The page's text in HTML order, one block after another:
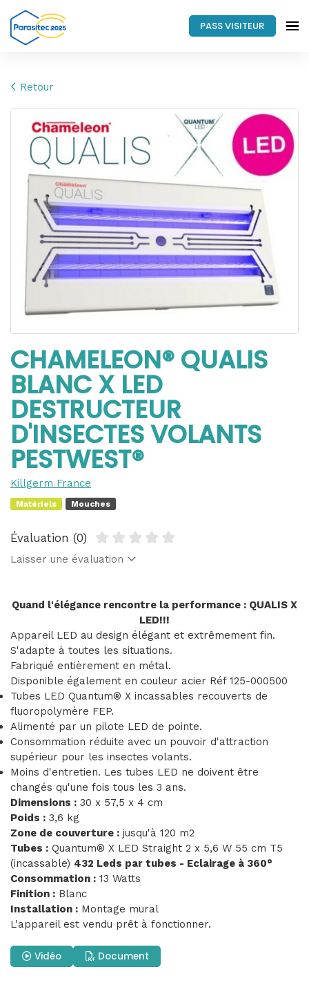
PASS VISITEUR
Retour
CHAMELEON® QUALIS
BLANC X LED
DESTRUCTEUR
D'INSECTES VOLANTS
PESTWEST®
Killgerm France
Matériels Mouches
Évaluation (0)
Laisser une évaluation
Quand l'élégance rencontre la performance : QUALIS X
LED!!!
Appareil LED au design élégant et extrêmement fin.
S'adapte à toutes les situations.
Fabriqué entièrement en métal.
Disponible également en couleur acier Réf 125-000500
Tubes LED Quantum® X incassables recouverts de
fluoropolymère FEP.
Alimenté par un pilote LED de pointe.
Consommation réduite avec un pouvoir d'attraction
supérieur pour les insectes volants.
Moins d'entretien. Les tubes LED ne doivent être
changés qu'une fois tous les 3 ans.
Dimensions : 30 x 57,5 ​​x 4 cm
Poids : 3,6 kg
Zone de couverture : jusqu'à 120 m2
Tubes : Quantum® X LED Straight 2 x 5,6 W 55 cm T5
(incassable) 432 Leds par tubes - Eclairage à 360°
Consommation : 13 Watts
Finition : Blanc
Installation : Montage mural
L'appareil est vendu prêt à fonctionner.
Vidéo Document